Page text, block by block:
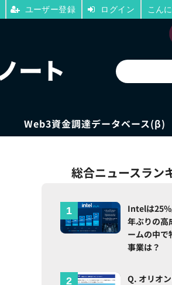
Web3資金調達データベース(β)
総合ニュースラン
Intelは
年ぶりの高
ームの中で
事業は？
Q. オリオ
ユーザー登録 ログイン こん